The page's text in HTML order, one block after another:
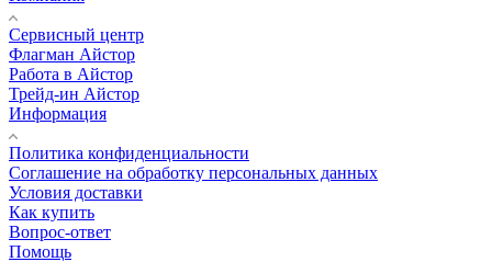
Сервисный центр
Флагман Айстор
Работа в Айстор
Трейд-ин Айстор
Информация
Политика конфиденциальности
Соглашение на обработку персональных данных
Условия доставки
Как купить
Вопрос-ответ
Помощь